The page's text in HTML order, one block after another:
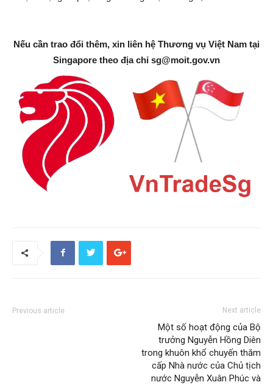
Nếu cần trao đổi thêm, xin liên hệ Thương vụ Việt Nam tại
Singapore theo địa chỉ sg@moit.gov.vn
Previous article Next article
Một số hoạt động của Bộ
trưởng Nguyễn Hồng Diên
trong khuôn khổ chuyến thăm
cấp Nhà nước của Chủ tịch
nước Nguyễn Xuân Phúc và